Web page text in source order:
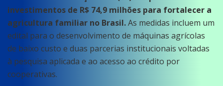
investimentos de R$ 74,9 milhões para fortalecer a
agricultura familiar no Brasil.As medidas incluem um
edital para o desenvolvimento de máquinas agrícolas
de baixo custo e duas parcerias institucionais voltadas
à pesquisa aplicada e ao acesso ao crédito por
cooperativas.